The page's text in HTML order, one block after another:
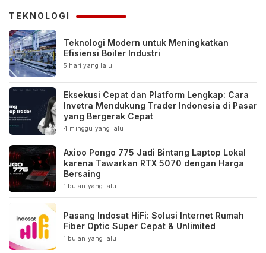
TEKNOLOGI
Teknologi Modern untuk Meningkatkan
Efisiensi Boiler Industri
5 hari yang lalu
Eksekusi Cepat dan Platform Lengkap: Cara
Invetra Mendukung Trader Indonesia di Pasar
yang Bergerak Cepat
4 minggu yang lalu
Axioo Pongo 775 Jadi Bintang Laptop Lokal
karena Tawarkan RTX 5070 dengan Harga
Bersaing
1 bulan yang lalu
Pasang Indosat HiFi: Solusi Internet Rumah
Fiber Optic Super Cepat & Unlimited
1 bulan yang lalu